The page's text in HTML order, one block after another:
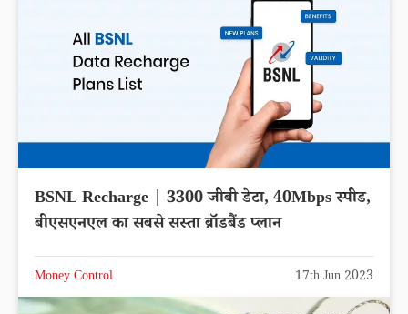
BSNL Recharge | 3300 जीबी डेटा, 40Mbps स्पीड,
बीएसएनएल का सबसे सस्ता ब्रॉडबैंड प्लान
Money Control 17th Jun 2023